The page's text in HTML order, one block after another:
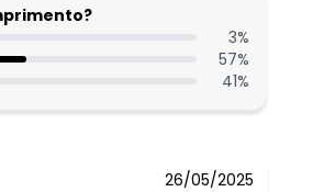
3%
57%
41%
26/05/2025